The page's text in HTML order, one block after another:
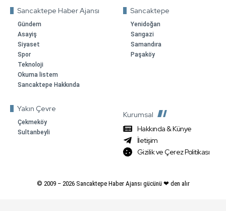
Sancaktepe Haber Ajansı
Gündem
Asayiş
Siyaset
Spor
Teknoloji
Okuma listem
Sancaktepe Hakkında
Sancaktepe
Yenidoğan
Sarıgazi
Samandıra
Paşaköy
Yakın Çevre
Çekmeköy
Sultanbeyli
Kurumsal
Hakkında & Künye
İletişim
Gizilik ve Çerez Politikası
© 2009 – 2026Sancaktepe Haber Ajansı gücünü ❤ den alır